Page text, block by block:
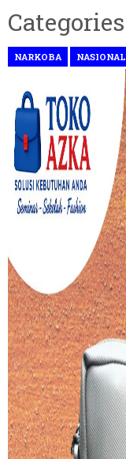
Categories
NARKOBA NASIONAL